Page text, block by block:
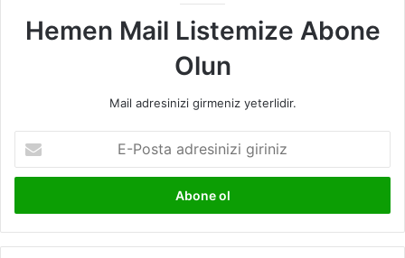
Hemen Mail Listemize Abone
Olun
Mail adresinizi girmeniz yeterlidir.
Posta
adresinizi